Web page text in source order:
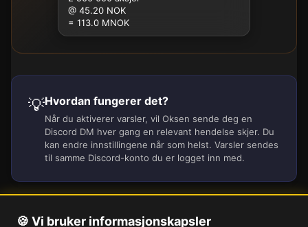
@ 45.20 NOK
= 113.0 MNOK
💡Hvordan fungerer det?
Når du aktiverer varsler, vil Oksen sende deg en
Discord DM hver gang en relevant hendelse skjer. Du
kan endre innstillingene når som helst. Varsler sendes
til samme Discord-konto du er logget inn med.
🍪 Vi bruker informasjonskapsler